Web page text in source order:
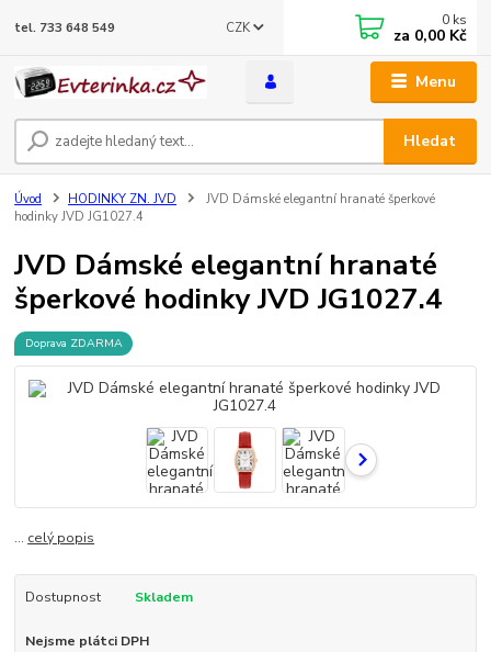
Menu
CZK
Hledat
tel. 733 648 549 0 ks
za 0,00 Kč
Úvod HODINKY ZN. JVD
JVD Dámské elegantní hranaté šperkové
hodinky JVD JG1027.4
JVD Dámské elegantní hranaté
šperkové hodinky JVD JG1027.4
Doprava ZDARMA
... celý popis
Dostupnost Skladem
Nejsme plátci DPH